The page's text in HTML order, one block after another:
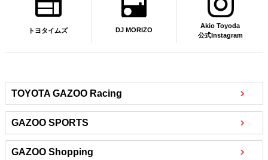
トヨタイムズ DJ MORIZO
Akio Toyoda
公式Instagram
TOYOTA GAZOO Racing
GAZOO SPORTS
GAZOO Shopping